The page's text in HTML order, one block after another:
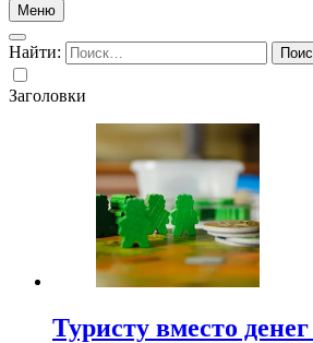
Меню
Найти:
Заголовки
Туристу вместо